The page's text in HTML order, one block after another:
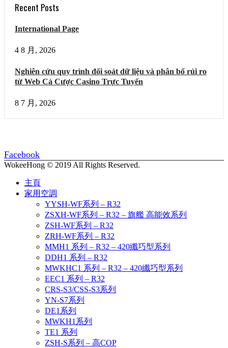
Recent Posts
International Page
4 8 月, 2026
Nghiên cứu quy trình đối soát dữ liệu và phân bổ rủi ro
từ Web Cá Cược Casino Trực Tuyến
8 7 月, 2026
Facebook
WokeeHong © 2019 All Rights Reserved.
主頁
家用空調
YYSH-WF系列 – R32
ZSXH-WF系列 – R32 – 旗艦 高能效系列
ZSH-WF系列 – R32
ZRH-WF系列 – R32
MMH1 系列 – R32 – 420纖巧型系列
DDH1 系列 – R32
MWKHC1 系列 – R32 – 420纖巧型系列
EEC1 系列 – R32
CRS-S3/CSS-S3系列
YN-S7系列
DE1系列
MWKH1系列
TE1 系列
ZSH-S系列 – 高COP